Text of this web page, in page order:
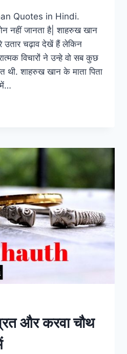
Quotes in Hindi.
नहीं जानता है| शाहरुख खान
उतार चढ़ाव देखें हैं लेकिन
विचारों ने उन्हे वो सब कुछ
थी. शाहरुख खान के माता पिता
और करवा चौथ